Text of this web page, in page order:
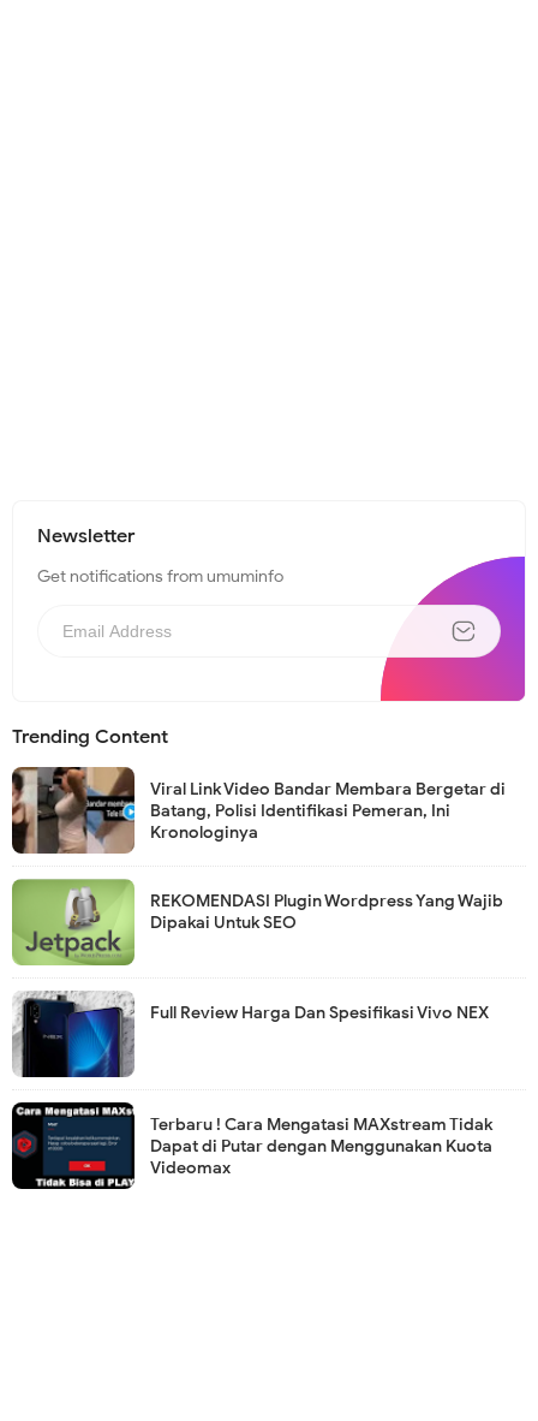
Newsletter
Get notifications from umuminfo
Trending Content
Viral Link Video Bandar Membara Bergetar di
Batang, Polisi Identifikasi Pemeran, Ini
Kronologinya
REKOMENDASI Plugin Wordpress Yang Wajib
Dipakai Untuk SEO
Full Review Harga Dan Spesifikasi Vivo NEX
Terbaru ! Cara Mengatasi MAXstream Tidak
Dapat di Putar dengan Menggunakan Kuota
Videomax